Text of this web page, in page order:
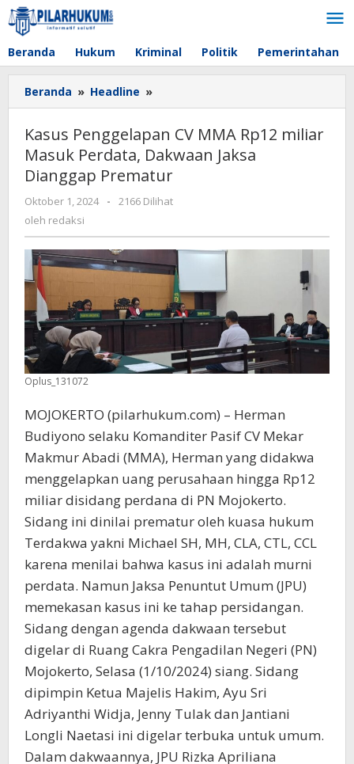
Lewati
ke
konten
Beranda Hukum Kriminal Politik Pemerintahan
Beranda » Headline »
Penggelapan
MMA
Rp12
miliar
Perdata,
Jaksa
Dianggap
Prematur
Kasus Penggelapan CV MMA Rp12 miliar
Masuk Perdata, Dakwaan Jaksa
Dianggap Prematur
Oktober 1, 2024
oleh
-
2166 Dilihat
oleh redaksi
Oplus_131072
MOJOKERTO (pilarhukum.com) – Herman
Budiyono selaku Komanditer Pasif CV Mekar
Makmur Abadi (MMA), Herman yang didakwa
menggelapkan uang perusahaan hingga Rp12
miliar disidang perdana di PN Mojokerto.
Sidang ini dinilai prematur oleh kuasa hukum
Terdakwa yakni Michael SH, MH, CLA, CTL, CCL
karena menilai bahwa kasus ini adalah murni
perdata. Namun Jaksa Penuntut Umum (JPU)
memekasan kasus ini ke tahap persidangan.
Sidang dengan agenda dakwaan tersebut
digelar di Ruang Cakra Pengadilan Negeri (PN)
Mojokerto, Selasa (1/10/2024) siang. Sidang
dipimpin Ketua Majelis Hakim, Ayu Sri
Adriyanthi Widja, Jenny Tulak dan Jantiani
Longli Naetasi ini digelar terbuka untuk umum.
Dalam dakwaannya, JPU Rizka Apriliana